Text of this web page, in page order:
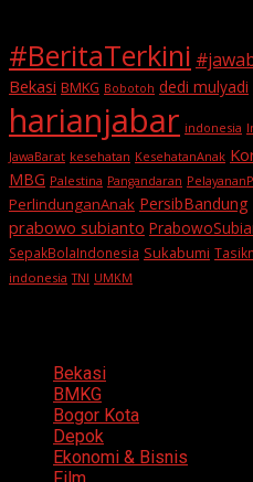
#BeritaTerkini
Bekasi BMKG Bobotoh dedi mulyadi
harianjabar indonesia
JawaBarat kesehatan KesehatanAnak
MBG Palestina Pangandaran
PerlindunganAnak PersibBandung
prabowo subianto
SepakBolaIndonesia Sukabumi
indonesia TNI UMKM
Bekasi
BMKG
Bogor Kota
Depok
Ekonomi & Bisnis